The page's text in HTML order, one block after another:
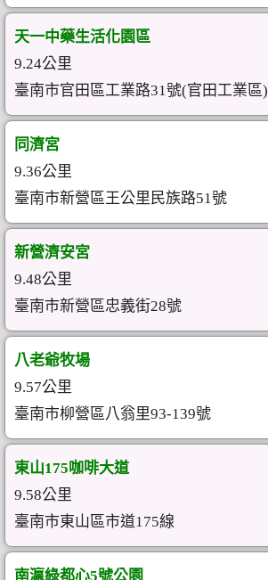
天一中藥生活化園區
9.24公里
臺南市官田區工業路31號(官田工業區)
同濟宮
9.36公里
臺南市新營區王公里民族路51號
新營濟安宮
9.48公里
臺南市新營區忠義街28號
八老爺牧場
9.57公里
臺南市柳營區八翁里93-139號
東山175咖啡大道
9.58公里
臺南市東山區市道175線
南瀛綠都心5號公園